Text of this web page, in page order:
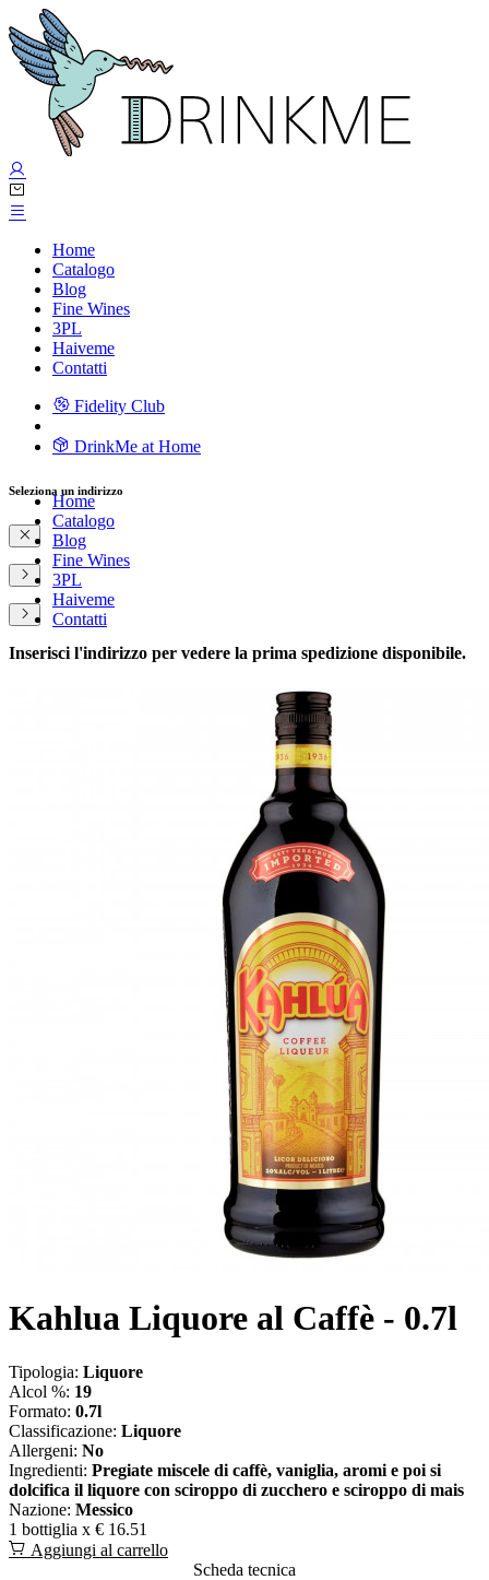
Home
Catalogo
Blog
Fine Wines
3PL
Haiveme
Contatti
Fidelity Club
DrinkMe at Home
Home
Catalogo
Blog
Fine Wines
3PL
Haiveme
Contatti
Seleziona un indirizzo
Inserisci l'indirizzo per vedere la prima spedizione disponibile.
Kahlua Liquore al Caffè - 0.7l
Tipologia: Liquore
Alcol %: 19
Formato: 0.7l
Classificazione: Liquore
Allergeni: No
Ingredienti: Pregiate miscele di caffè, vaniglia, aromi e poi si
dolcifica il liquore con sciroppo di zucchero e sciroppo di mais
Nazione: Messico
1 bottiglia x € 16.51
Aggiungi al carrello
Scheda tecnica